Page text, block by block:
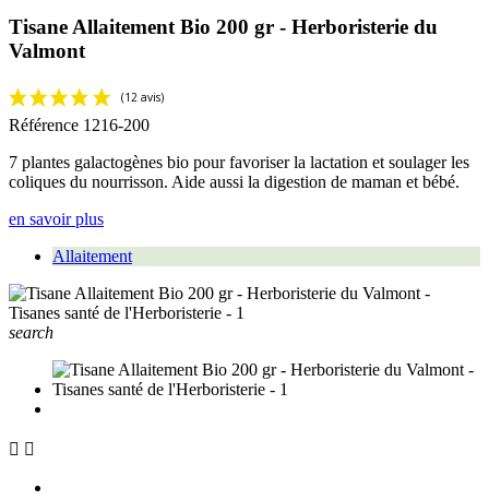
Tisane Allaitement Bio 200 gr - Herboristerie du
Valmont
(12 avis)
Référence 1216-200
7 plantes galactogènes bio pour favoriser la lactation et soulager les
coliques du nourrisson. Aide aussi la digestion de maman et bébé.
en savoir plus
Allaitement
search
 